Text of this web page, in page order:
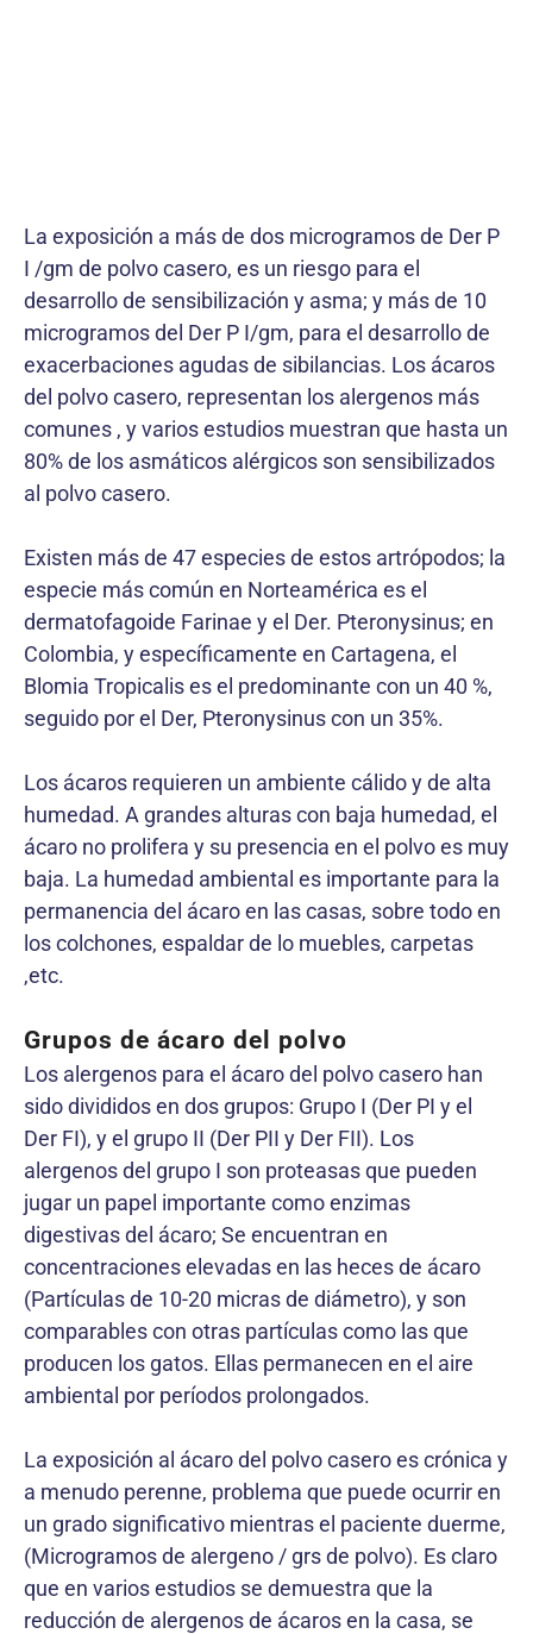
La exposición a más de dos microgramos de Der P
I /gm de polvo casero, es un riesgo para el
desarrollo de sensibilización y asma; y más de 10
microgramos del Der P I/gm, para el desarrollo de
exacerbaciones agudas de sibilancias. Los ácaros
del polvo casero, representan los alergenos más
comunes , y varios estudios muestran que hasta un
80% de los asmáticos alérgicos son sensibilizados
al polvo casero.
Existen más de 47 especies de estos artrópodos; la
especie más común en Norteamérica es el
dermatofagoide Farinae y el Der. Pteronysinus; en
Colombia, y específicamente en Cartagena, el
Blomia Tropicalis es el predominante con un 40 %,
seguido por el Der, Pteronysinus con un 35%.
Los ácaros requieren un ambiente cálido y de alta
humedad. A grandes alturas con baja humedad, el
ácaro no prolifera y su presencia en el polvo es muy
baja. La humedad ambiental es importante para la
permanencia del ácaro en las casas, sobre todo en
los colchones, espaldar de lo muebles, carpetas
,etc.
Grupos de ácaro del polvo
Los alergenos para el ácaro del polvo casero han
sido divididos en dos grupos: Grupo I (Der PI y el
Der FI), y el grupo II (Der PII y Der FII). Los
alergenos del grupo I son proteasas que pueden
jugar un papel importante como enzimas
digestivas del ácaro; Se encuentran en
concentraciones elevadas en las heces de ácaro
(Partículas de 10-20 micras de diámetro), y son
comparables con otras partículas como las que
producen los gatos. Ellas permanecen en el aire
ambiental por períodos prolongados.
La exposición al ácaro del polvo casero es crónica y
a menudo perenne, problema que puede ocurrir en
un grado significativo mientras el paciente duerme,
(Microgramos de alergeno / grs de polvo). Es claro
que en varios estudios se demuestra que la
reducción de alergenos de ácaros en la casa, se